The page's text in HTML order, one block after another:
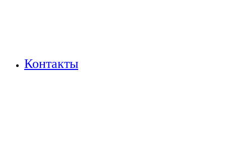
Контакты